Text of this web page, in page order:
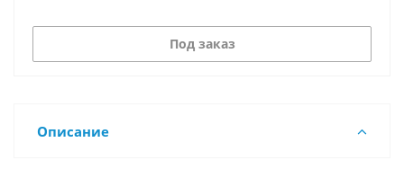
Под заказ
Описание